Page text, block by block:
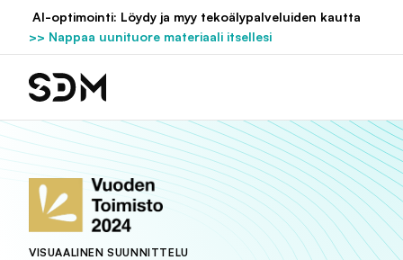
Hyppää
sisältöön
AI-optimointi: Löydy ja myy tekoälypalveluiden kautta
>> Nappaa uunituore materiaali itsellesi
VISUAALINEN SUUNNITTELU